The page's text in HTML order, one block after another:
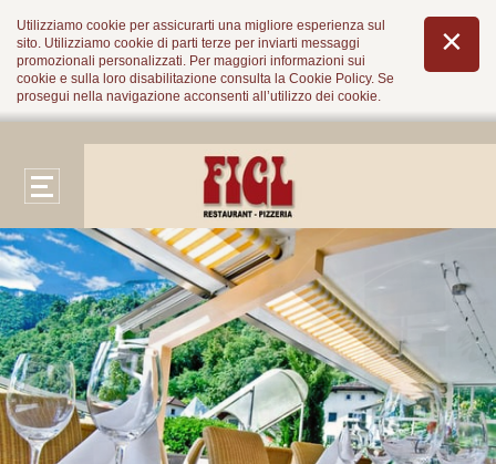
Utilizziamo cookie per assicurarti una migliore esperienza sul
sito. Utilizziamo cookie di parti terze per inviarti messaggi
promozionali personalizzati. Per maggiori informazioni sui
cookie e sulla loro disabilitazione consulta la Cookie Policy. Se
prosegui nella navigazione acconsenti all’utilizzo dei cookie.